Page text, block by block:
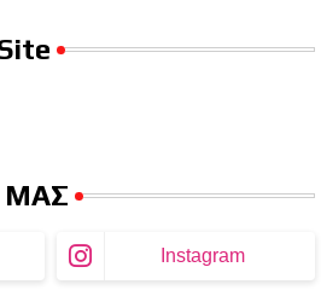
ΜΑΣ
Instagram